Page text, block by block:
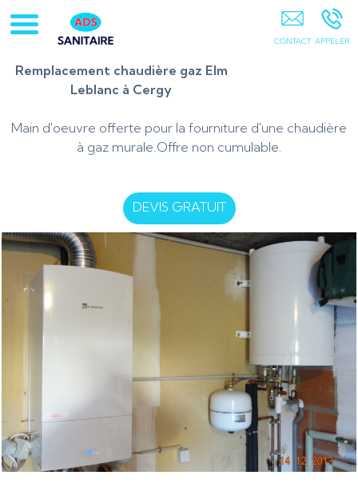
Remplacement chaudière gaz Elm
Leblanc à Cergy
Main d'oeuvre offerte pour la fourniture d'une chaudière
à gaz murale.Offre non cumulable.
DEVIS GRATUIT